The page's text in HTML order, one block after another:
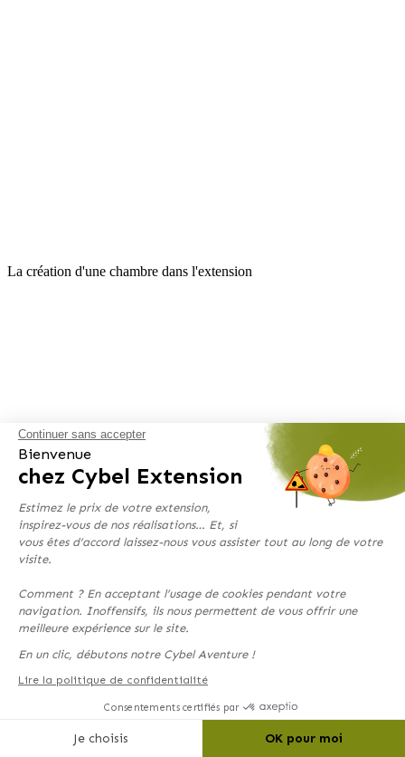
La création d'une chambre dans l'extension
Continuer sans accepter
Bienvenue
chez Cybel Extension
Estimez le prix de votre extension,
inspirez-vous de nos réalisations… Et, si
vous êtes d’accord laissez-nous vous assister tout au long de votre
visite.
Comment ? En acceptant l’usage de cookies pendant votre
navigation. Inoffensifs, ils nous permettent de vous offrir une
meilleure expérience sur le site.
En un clic, débutons notre Cybel Aventure !
Lire la politique de confidentialité
Consentements certifiés par
Je choisis OK pour moi